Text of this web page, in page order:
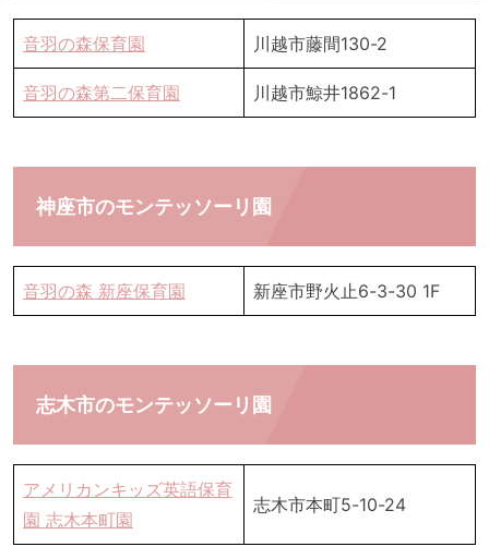
音羽の森保育園 川越市藤間130-2
音羽の森第二保育園 川越市鯨井1862-1
神座市のモンテッソーリ園
音羽の森 新座保育園 新座市野火止6-3-30 1F
志木市のモンテッソーリ園
アメリカンキッズ英語保育
園 志木本町園
志木市本町5-10-24